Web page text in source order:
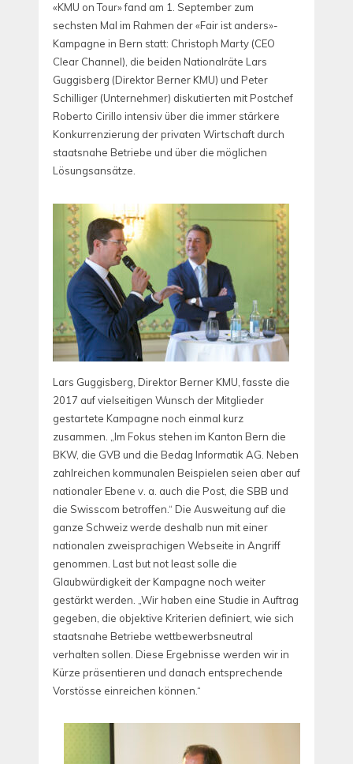
«KMU on Tour» fand am 1. September zum
sechsten Mal im Rahmen der «Fair ist anders»-
Kampagne in Bern statt: Christoph Marty (CEO
Clear Channel), die beiden Nationalräte Lars
Guggisberg (Direktor Berner KMU) und Peter
Schilliger (Unternehmer) diskutierten mit Postchef
Roberto Cirillo intensiv über die immer stärkere
Konkurrenzierung der privaten Wirtschaft durch
staatsnahe Betriebe und über die möglichen
Lösungsansätze.
Lars Guggisberg, Direktor Berner KMU, fasste die
2017 auf vielseitigen Wunsch der Mitglieder
gestartete Kampagne noch einmal kurz
zusammen. „Im Fokus stehen im Kanton Bern die
BKW, die GVB und die Bedag Informatik AG. Neben
zahlreichen kommunalen Beispielen seien aber auf
nationaler Ebene v. a. auch die Post, die SBB und
die Swisscom betroffen.“ Die Ausweitung auf die
ganze Schweiz werde deshalb nun mit einer
nationalen zweisprachigen Webseite in Angriff
genommen. Last but not least solle die
Glaubwürdigkeit der Kampagne noch weiter
gestärkt werden. „Wir haben eine Studie in Auftrag
gegeben, die objektive Kriterien definiert, wie sich
staatsnahe Betriebe wettbewerbsneutral
verhalten sollen. Diese Ergebnisse werden wir in
Kürze präsentieren und danach entsprechende
Vorstösse einreichen können.“